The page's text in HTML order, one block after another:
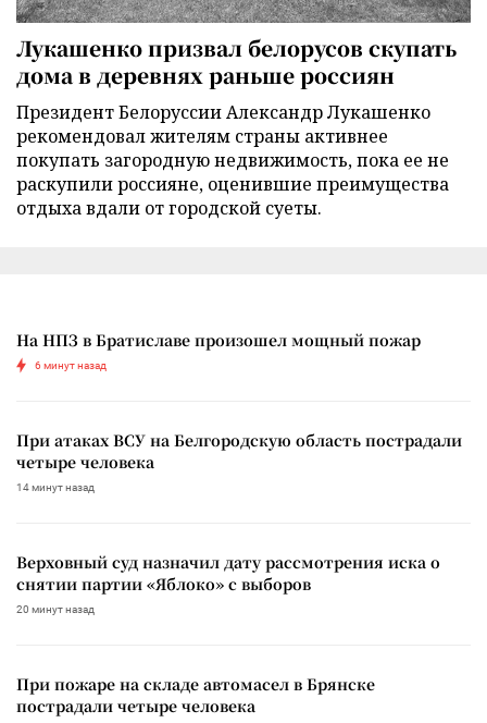
Лукашенко призвал белорусов скупать
дома в деревнях раньше россиян
Президент Белоруссии Александр Лукашенко
рекомендовал жителям страны активнее
покупать загородную недвижимость, пока ее не
раскупили россияне, оценившие преимущества
отдыха вдали от городской суеты.
На НПЗ в Братиславе произошел мощный пожар
6 минут назад
При атаках ВСУ на Белгородскую область пострадали
четыре человека
14 минут назад
Верховный суд назначил дату рассмотрения иска о
снятии партии «Яблоко» с выборов
20 минут назад
При пожаре на складе автомасел в Брянске
пострадали четыре человека